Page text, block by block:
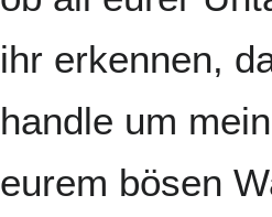
ihr erkennen,
handle um
eurem bösen